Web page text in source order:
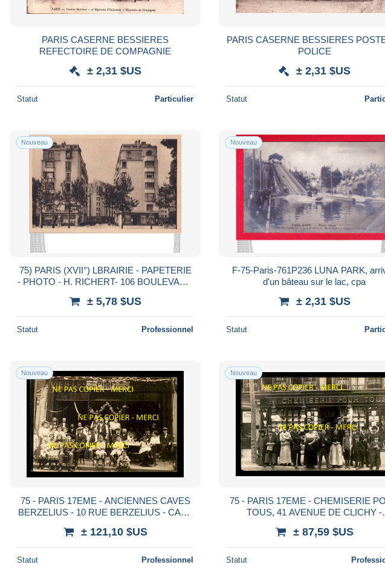
PARIS CASERNE BESSIERES
REFECTOIRE DE COMPAGNIE
± 2,31 $US
Statut Particulier
PARIS CASERNE BESSIERES
POLICE
± 2,31 $US
Statut
Nouveau
75) PARIS (XVII°) LBRAIRIE - PAPETERIE
- PHOTO - H. RICHERT- 106 BOULEVARD
SCANS )
± 5,78 $US
Statut Professionnel
Nouveau
F-75-Paris-761P236 LUNA PARK, arrivée
d'un bâteau sur le lac, cpa
± 2,31 $US
Statut
Nouveau
75 - PARIS 17EME - ANCIENNES CAVES
BERZELIUS - 10 RUE BERZELIUS - CAFE
± 121,10 $US
Statut Professionnel
Nouveau
75 - PARIS 17EME - CHEMISERIE
TOUS, 41 AVENUE DE CLICHY -
CARTE PHOTO ORIGINALE
± 87,59 $US
Statut